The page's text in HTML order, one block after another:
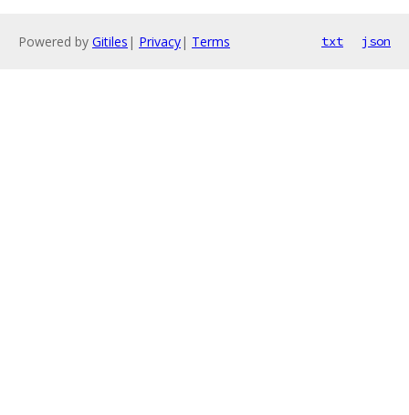
Powered by Gitiles | Privacy| Terms txt json